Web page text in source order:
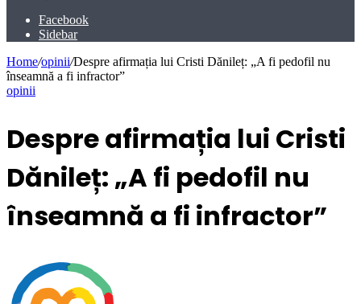
Facebook
Sidebar
Home/opinii/Despre afirmația lui Cristi Dănileț: „A fi pedofil nu
înseamnă a fi infractor”
opinii
Despre afirmația lui Cristi
Dănileț: „A fi pedofil nu
înseamnă a fi infractor”